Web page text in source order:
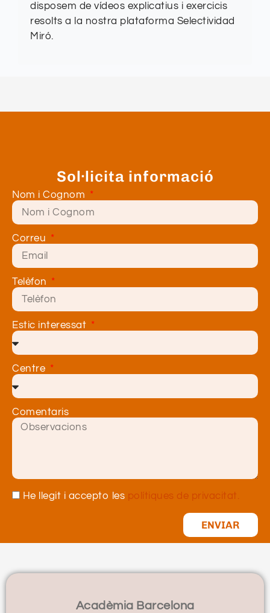
disposem de vídeos explicatius i exercicis
resolts a la nostra plataforma Selectividad
Miró.
Sol·licita informació
Nom i Cognom
Correu
Telèfon
Estic interessat
Centre
Comentaris
He llegit i accepto les polítiques de privacitat.
ENVIAR
Acadèmia Barcelona